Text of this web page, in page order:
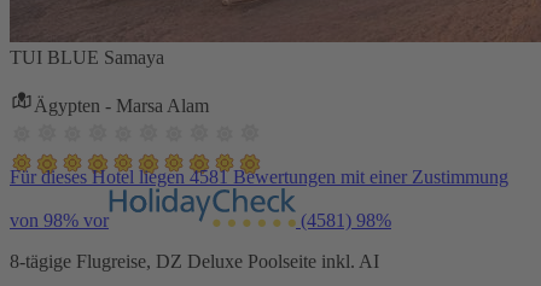
TUI BLUE Samaya
Ägypten - Marsa Alam
Für dieses Hotel liegen 4581 Bewertungen mit einer Zustimmung
von 98% vor (4581) 98%
8-tägige Flugreise, DZ Deluxe Poolseite inkl. AI